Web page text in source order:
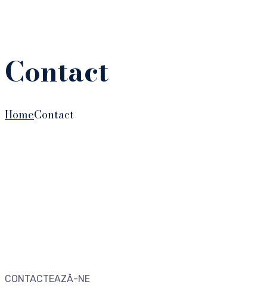
Contact
HomeContact
CONTACTEAZĂ-NE